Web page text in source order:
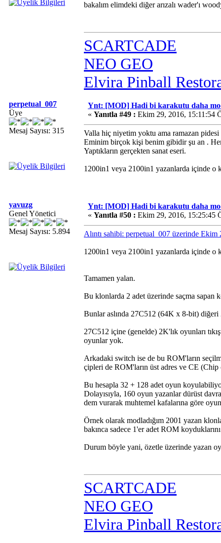
bakalım elimdeki diğer arızalı wader'ı
SCARTCADE
NEO GEO
Elvira Pinball
perpetual_007
Üye
Mesaj Sayısı: 315
Ynt: [MOD] Hadi bi karakutu daha
« Yanıtla #49 : Ekim 29, 2016, 15:11:54
Valla hiç niyetim yoktu ama ramazan
Eminim birçok kişi benim gibidir şu an .
Yaptıkların gerçekten sanat eseri.
1200in1 veya 2100in1 yazanlarda içinde o
yavuzg
Genel Yönetici
Mesaj Sayısı: 5.894
Ynt: [MOD] Hadi bi karakutu daha
« Yanıtla #50 : Ekim 29, 2016, 15:25:45
Alıntı sahibi: perpetual_007 üzerinde
1200in1 veya 2100in1 yazanlarda içinde o
Tamamen yalan.
Bu klonlarda 2 adet üzerinde saçma
Bunlar aslında 27C512 (64K x 8-bit)
27C512 içine (genelde) 2K'lık oyunları
oyunlar yok.
Arkadaki switch ise de bu ROM'ların
çipleri de ROM'ların üst adres ve CE (Chip
Bu hesapla 32 + 128 adet oyun
Dolayısıyla, 160 oyun yazanlar dürüst
dem vurarak muhtemel kafalarına göre oyun
Örnek olarak modladığım 2001 yazan
bakınca sadece 1'er adet ROM
Durum böyle yani, özetle üzerinde yazan
SCARTCADE
NEO GEO
Elvira Pinball